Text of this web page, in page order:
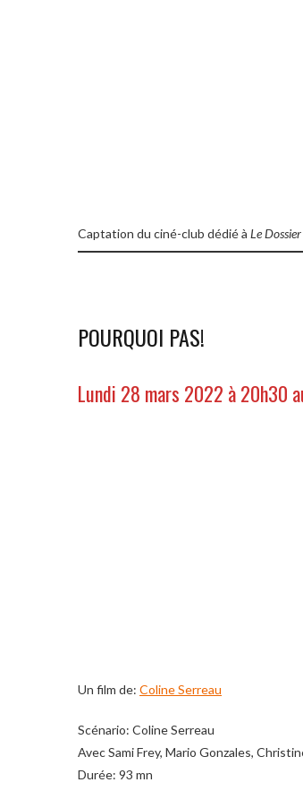
Captation du ciné-club dédié à Le
POURQUOI PAS!
Lundi 28 mars 2022 à 20h30
Un film de: Coline Serreau
Scénario: Coline Serreau
Avec Sami Frey, Mario Gonzales,
Durée: 93 mn